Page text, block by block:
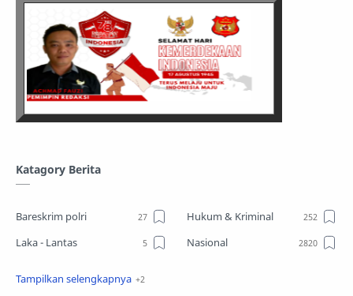
Katagory Berita
Bareskrim polri
Hukum & Kriminal
Laka - Lantas
Nasional